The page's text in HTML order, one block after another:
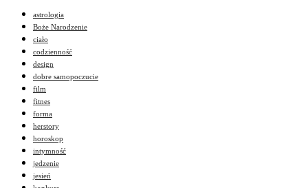
astrologia
Boże Narodzenie
ciało
codzienność
design
dobre samopoczucie
film
fitnes
forma
herstory
horoskop
intymność
jedzenie
jesień